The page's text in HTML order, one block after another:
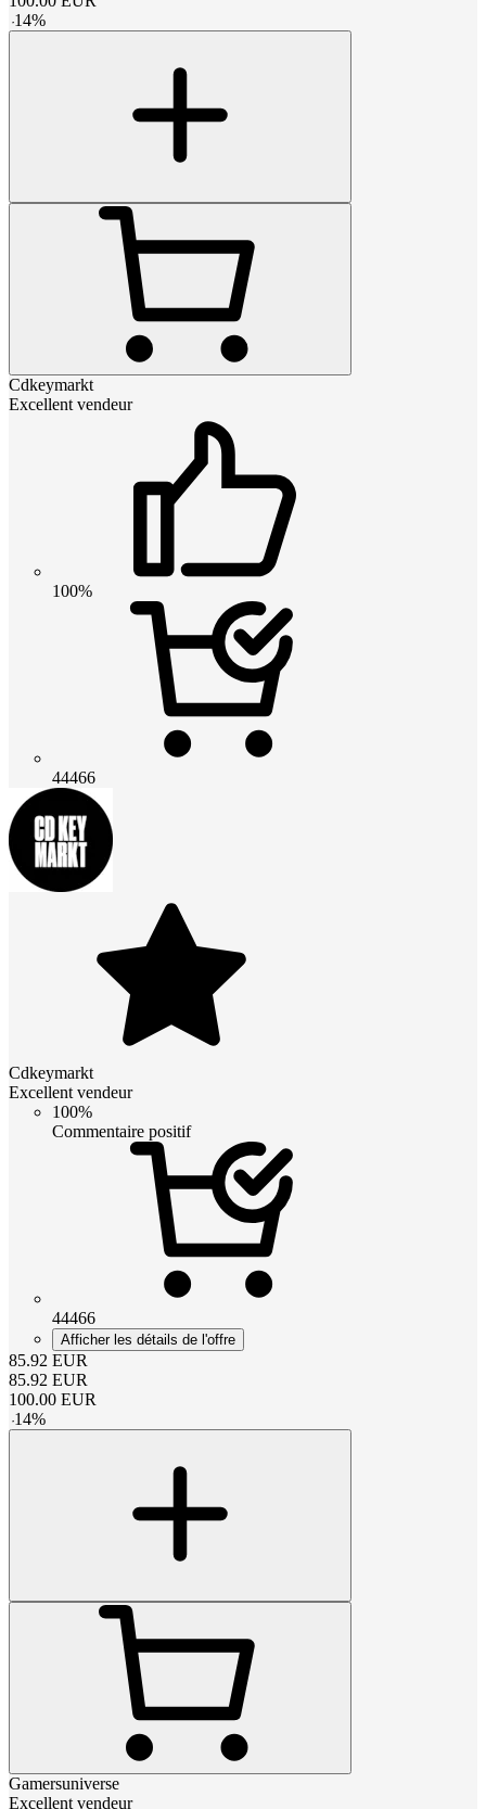
-14%
Cdkeymarkt
Excellent vendeur
100%
44466
Cdkeymarkt
Excellent vendeur
100%
Commentaire positif
44466
Afficher les détails de l'offre
85.92 EUR
85.92 EUR
100.00 EUR
-14%
Gamersuniverse
Excellent vendeur